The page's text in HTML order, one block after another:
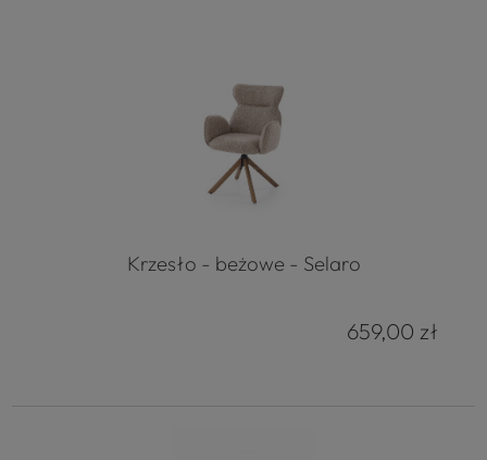
Krzesło - beżowe - Selaro
659,00 zł